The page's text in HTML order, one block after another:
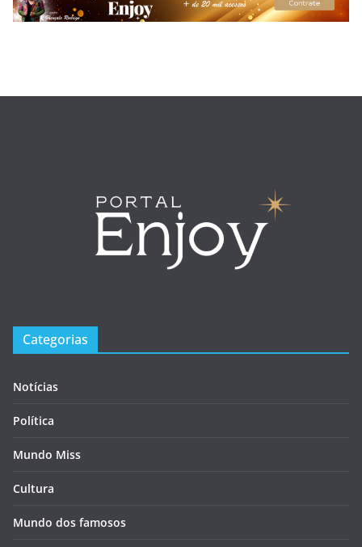
Categorias
Notícias
Política
Mundo Miss
Cultura
Mundo dos famosos